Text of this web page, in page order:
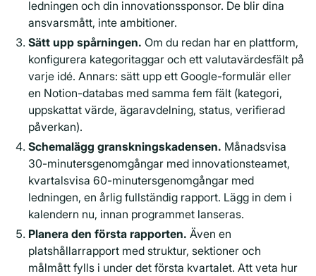
ledningen och din innovationssponsor. De blir dina
ansvarsmått, inte ambitioner.
Sätt upp spårningen. Om du redan har en plattform,
konfigurera kategoritaggar och ett valutavärdesfält på
varje idé. Annars: sätt upp ett Google-formulär eller
en Notion-databas med samma fem fält (kategori,
uppskattat värde, ägaravdelning, status, verifierad
påverkan).
Schemalägg granskningskadensen. Månadsvisa
30-minutersgenomgångar med innovationsteamet,
kvartalsvisa 60-minutersgenomgångar med
ledningen, en årlig fullständig rapport. Lägg in dem i
kalendern nu, innan programmet lanseras.
Planera den första rapporten. Även en
platshållarrapport med struktur, sektioner och
målmått fylls i under det första kvartalet. Att veta hur